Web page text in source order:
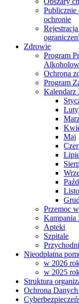
Publicznie
ochronie
Zdrowie
Program
Ochrona
Program
Kalendarz
Luty
Maj
Przemoc
Kampania
Apteki
Szpitale
Nieodpłatna
w 2026
w 2025
Struktura
Ochrona